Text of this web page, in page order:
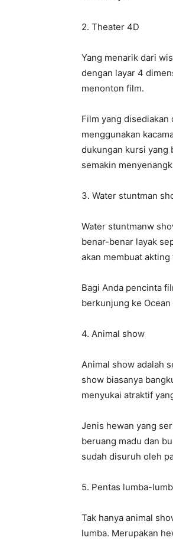
2. Theater 4D
Yang menarik dari
dengan layar 4
menonton film.
Film yang disediakan
menggunakan
dukungan kursi yang
semakin
3. Water stuntman
Water stuntmanw
benar-benar layak
akan membuat
Bagi Anda pencinta
berkunjung ke Ocean
4. Animal show
Animal show adalah
show biasanya
menyukai atraktif
Jenis hewan yang
beruang madu dan
sudah disuruh oleh
5. Pentas lumba-
Tak hanya animal
lumba. Merupakan